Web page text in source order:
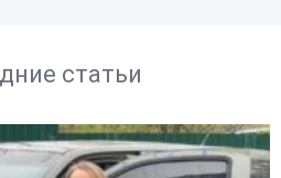
статьи